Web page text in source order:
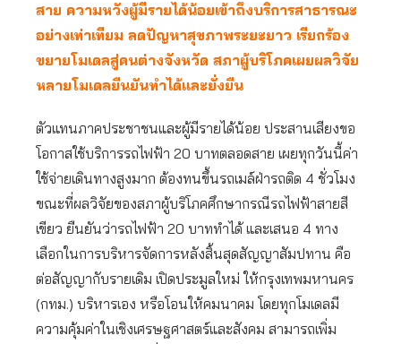
สาย ความหวังผู้มีรายได้น้อยเข้าถึงบริการสาธารณะ
อย่างเท่าเทียม ลดปัญหาสุขภาพระยะยาว เรียกร้อง
ขยายโมเดลสู่คนต่างจังหวัด สภาผู้บริโภคเผยผลวิจัย
หลายโมเดลยืนยันทำได้และยั่งยืน
ตัวแทนภาคประชาชนและผู้มีรายได้น้อย ประสานเสียงขอ
โอกาสใช้บริการรถไฟฟ้า 20 บาทตลอดสาย เผยทุกวันนี้ค่า
ใช้จ่ายเดินทางสูงมาก ต้องทนขึ้นรถเมล์ฝ่ารถติด 4 ชั่วโมง
ขณะที่ผลวิจัยของสภาผู้บริโภคศึกษากรณีรถไฟฟ้าสายสี
เขียว ยืนยันว่ารถไฟฟ้า 20 บาททำได้ และเสนอ 4 ทาง
เลือกในการบริหารจัดการหลังสิ้นสุดสัญญาสัมปทาน คือ
ต่อสัญญากับรายเดิม เปิดประมูลใหม่ ให้กรุงเทพมหานคร
(กทม.) บริหารเอง หรือโอนให้คมนาคม โดยทุกโมเดลมี
ความคุ้มค่าในเชิงเศรษฐศาสตร์และสังคม สามารถเพิ่ม